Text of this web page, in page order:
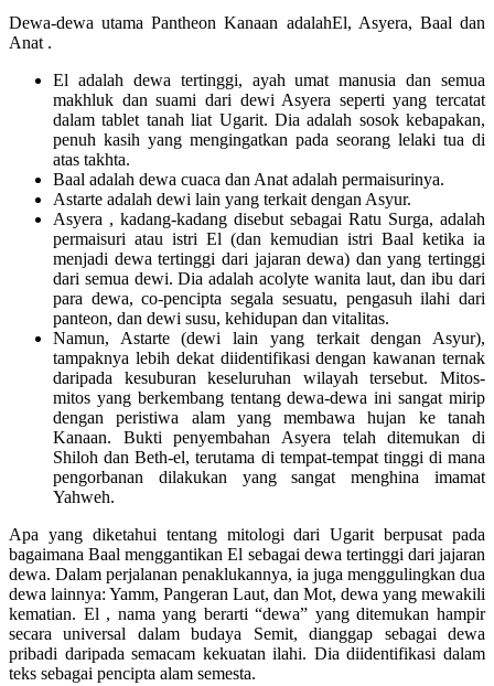
Dewa-dewa utama Pantheon Kanaan adalahEl, Asyera, Baal dan
Anat .
El adalah dewa tertinggi, ayah umat manusia dan semua
makhluk dan suami dari dewi Asyera seperti yang tercatat
dalam tablet tanah liat Ugarit. Dia adalah sosok kebapakan,
penuh kasih yang mengingatkan pada seorang lelaki tua di
atas takhta.
Baal adalah dewa cuaca dan Anat adalah permaisurinya.
Astarte adalah dewi lain yang terkait dengan Asyur.
Asyera , kadang-kadang disebut sebagai Ratu Surga, adalah
permaisuri atau istri El (dan kemudian istri Baal ketika ia
menjadi dewa tertinggi dari jajaran dewa) dan yang tertinggi
dari semua dewi. Dia adalah acolyte wanita laut, dan ibu dari
para dewa, co-pencipta segala sesuatu, pengasuh ilahi dari
panteon, dan dewi susu, kehidupan dan vitalitas.
Namun, Astarte (dewi lain yang terkait dengan Asyur),
tampaknya lebih dekat diidentifikasi dengan kawanan ternak
daripada kesuburan keseluruhan wilayah tersebut. Mitos-
mitos yang berkembang tentang dewa-dewa ini sangat mirip
dengan peristiwa alam yang membawa hujan ke tanah
Kanaan. Bukti penyembahan Asyera telah ditemukan di
Shiloh dan Beth-el, terutama di tempat-tempat tinggi di mana
pengorbanan dilakukan yang sangat menghina imamat
Yahweh.
Apa yang diketahui tentang mitologi dari Ugarit berpusat pada
bagaimana Baal menggantikan El sebagai dewa tertinggi dari jajaran
dewa. Dalam perjalanan penaklukannya, ia juga menggulingkan dua
dewa lainnya: Yamm, Pangeran Laut, dan Mot, dewa yang mewakili
kematian. El , nama yang berarti “dewa” yang ditemukan hampir
secara universal dalam budaya Semit, dianggap sebagai dewa
pribadi daripada semacam kekuatan ilahi. Dia diidentifikasi dalam
teks sebagai pencipta alam semesta.